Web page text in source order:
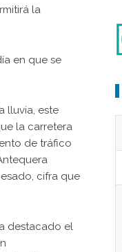
la
en que se
lluvia, este
la carretera
de tráfico
cifra que
destacado el